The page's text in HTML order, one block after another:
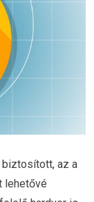
biztosított, az a
lehetővé